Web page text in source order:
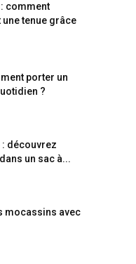
comment
tenue grâce
porter un
?
découvrez
un sac à...
mocassins avec